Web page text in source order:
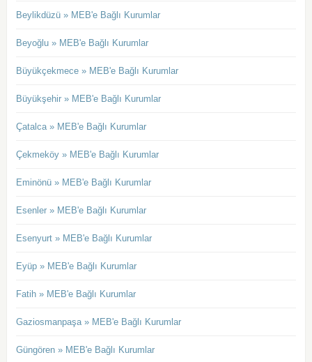
Beylikdüzü » MEB'e Bağlı Kurumlar
Beyoğlu » MEB'e Bağlı Kurumlar
Büyükçekmece » MEB'e Bağlı Kurumlar
Büyükşehir » MEB'e Bağlı Kurumlar
Çatalca » MEB'e Bağlı Kurumlar
Çekmeköy » MEB'e Bağlı Kurumlar
Eminönü » MEB'e Bağlı Kurumlar
Esenler » MEB'e Bağlı Kurumlar
Esenyurt » MEB'e Bağlı Kurumlar
Eyüp » MEB'e Bağlı Kurumlar
Fatih » MEB'e Bağlı Kurumlar
Gaziosmanpaşa » MEB'e Bağlı Kurumlar
Güngören » MEB'e Bağlı Kurumlar